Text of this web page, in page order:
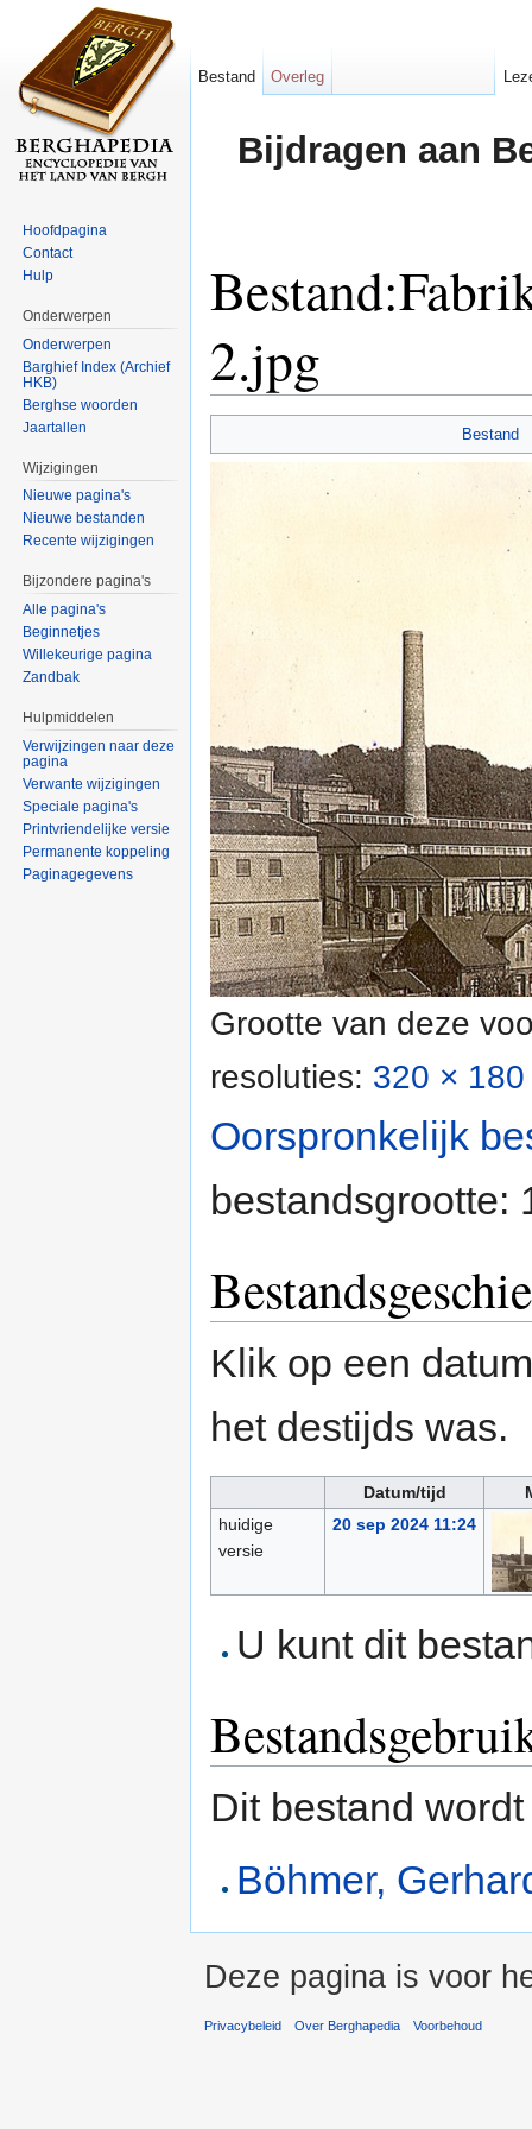
Bijdragen aan
2.jpg
Bestand
Grootte van deze
resoluties: 320 ×
Oorspronkelijk
bestandsgrootte:
Klik op een
het destijds was.
Datum/tijd
huidige
versie
20 sep 2024 11:24
U kunt dit
Dit bestand
Böhmer,
Bestand Overleg
Hoofdpagina
Contact
Hulp
Onderwerpen
Onderwerpen
Barghief Index (Archief
HKB)
Berghse woorden
Jaartallen
Wijzigingen
Nieuwe pagina's
Nieuwe bestanden
Recente wijzigingen
Bijzondere pagina's
Alle pagina's
Beginnetjes
Willekeurige pagina
Zandbak
Hulpmiddelen
Verwijzingen naar deze
pagina
Verwante wijzigingen
Speciale pagina's
Printvriendelijke versie
Permanente koppeling
Paginagegevens
Deze pagina is voor
Privacybeleid Over Berghapedia Voorbehoud